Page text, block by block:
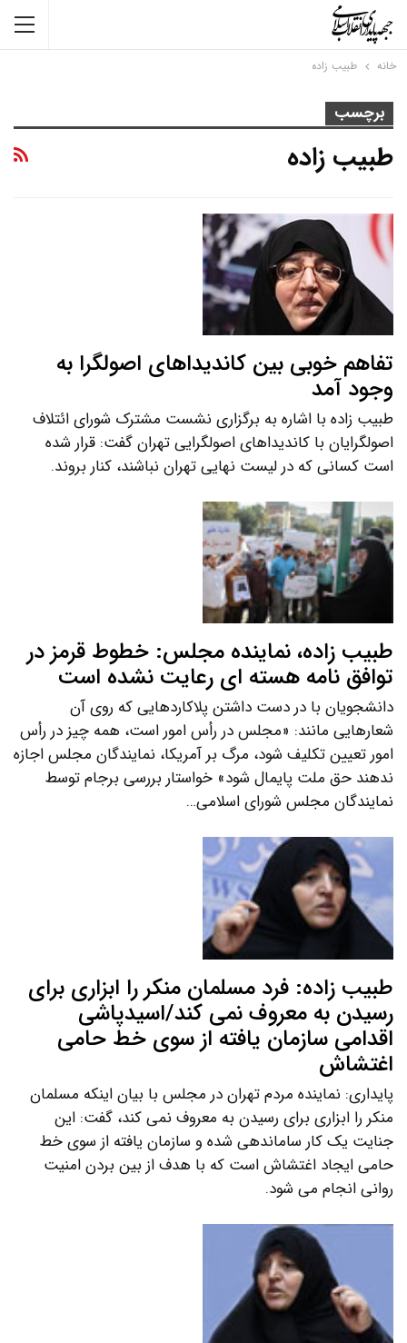
خانه طبیب زاده
برچسب
طبیب زاده
تفاهم خوبی بین کاندیداهای اصولگرا به
وجود آمد
طبیب زاده با اشاره به برگزاری نشست مشترک شورای ائتلاف
اصولگرایان با کاندیداهای اصولگرایی تهران گفت: قرار شده
است کسانی که در لیست نهایی تهران نباشند، کنار بروند.
طبیب زاده، نماینده مجلس: خطوط قرمز در
توافق نامه هسته ای رعایت نشده است
دانشجویان با در دست داشتن پلاکاردهایی که روی آن
شعارهایی مانند: «مجلس در رأس امور است، همه چیز در رأس
امور تعیین تکلیف شود، مرگ بر آمریکا، نمایندگان مجلس اجازه
ندهند حق ملت پایمال شود» خواستار بررسی برجام توسط
نمایندگان مجلس شورای اسلامی…
طبیب زاده: فرد مسلمان منکر را ابزاری برای
رسیدن به معروف نمی کند/اسیدپاشی
اقدامی سازمان یافته از سوی خط حامی
اغتشاش
پایداری: نماینده مردم تهران در مجلس با بیان اینکه مسلمان
منکر را ابزاری برای رسیدن به معروف نمی کند، گفت: این
جنایت یک کار ساماندهی شده و سازمان یافته از سوی خط
حامی ایجاد اغتشاش است که با هدف از بین بردن امنیت
روانی انجام می شود.